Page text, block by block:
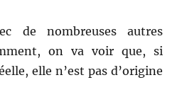
de nombreuses autres
on va voir que, si
elle n’est pas d’origine